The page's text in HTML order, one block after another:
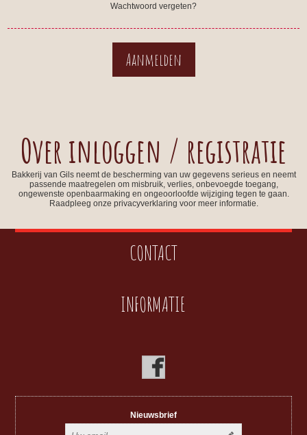
Wachtwoord vergeten?
Over inloggen / registratie
Bakkerij van Gils neemt de bescherming van uw gegevens serieus en neemt
passende maatregelen om misbruik, verlies, onbevoegde toegang,
ongewenste openbaarmaking en ongeoorloofde wijziging tegen te gaan.
Raadpleeg onze privacyverklaring voor meer informatie.
CONTACT
INFORMATIE
Nieuwsbrief